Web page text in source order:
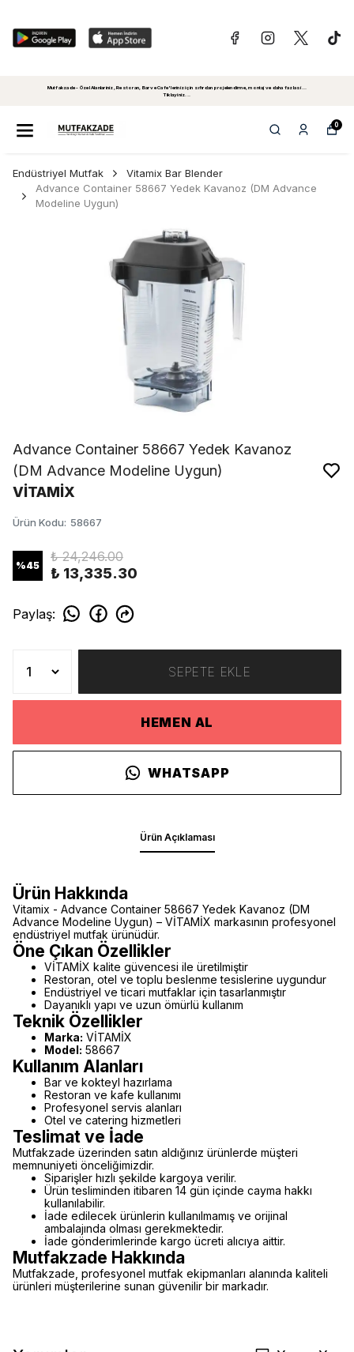
Mutfakzade - Özel Alanlariniz, Restoran, Bar ve Cafe'leriniz için sıfırdan projelendirme, montaj ve daha fazlasi...
Tiklayiniz...
0
Endüstriyel Mutfak
Vitamix Bar Blender
Advance Container 58667 Yedek Kavanoz (DM Advance
Modeline Uygun)
Advance Container 58667 Yedek Kavanoz
(DM Advance Modeline Uygun)
VİTAMİX
Ürün Kodu: 58667
%45
₺ 24,246.00
₺ 13,335.30
Paylaş:
SEPETE EKLE
HEMEN AL
WHATSAPP
Ürün Açıklaması
Ürün Hakkında
Vitamix - Advance Container 58667 Yedek Kavanoz (DM
Advance Modeline Uygun) – VİTAMİX markasının profesyonel
endüstriyel mutfak ürünüdür.
Öne Çıkan Özellikler
VİTAMİX kalite güvencesi ile üretilmiştir
Restoran, otel ve toplu beslenme tesislerine uygundur
Endüstriyel ve ticari mutfaklar için tasarlanmıştır
Dayanıklı yapı ve uzun ömürlü kullanım
Teknik Özellikler
Marka: VİTAMİX
Model: 58667
Kullanım Alanları
Bar ve kokteyl hazırlama
Restoran ve kafe kullanımı
Profesyonel servis alanları
Otel ve catering hizmetleri
Teslimat ve İade
Mutfakzade üzerinden satın aldığınız ürünlerde müşteri
memnuniyeti önceliğimizdir.
Siparişler hızlı şekilde kargoya verilir.
Ürün tesliminden itibaren 14 gün içinde cayma hakkı
kullanılabilir.
İade edilecek ürünlerin kullanılmamış ve orijinal
ambalajında olması gerekmektedir.
İade gönderimlerinde kargo ücreti alıcıya aittir.
Mutfakzade Hakkında
Mutfakzade, profesyonel mutfak ekipmanları alanında kaliteli
ürünleri müşterilerine sunan güvenilir bir markadır.